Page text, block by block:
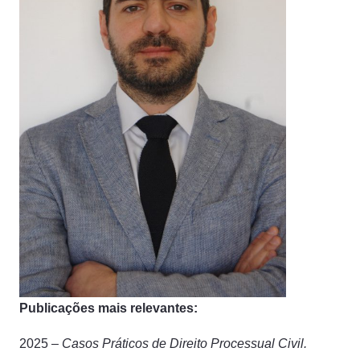
Publicações mais relevantes:
2025 – Casos Práticos de Direito Processual Civil.